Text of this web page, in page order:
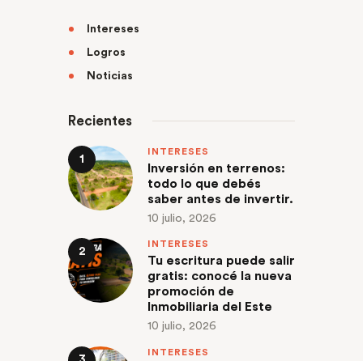
Intereses
Logros
Noticias
Recientes
INTERESES
Inversión en terrenos:
todo lo que debés
saber antes de invertir.
10 julio, 2026
INTERESES
Tu escritura puede salir
gratis: conocé la nueva
promoción de
Inmobiliaria del Este
10 julio, 2026
INTERESES